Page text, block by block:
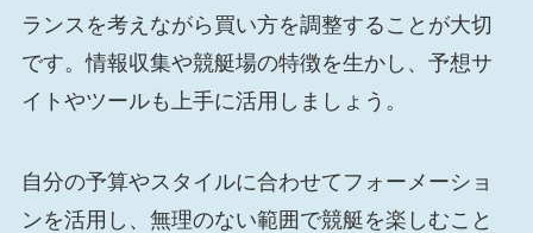
ランスを考えながら買い方を調整することが大切
です。情報収集や競艇場の特徴を生かし、予想サ
イトやツールも上手に活用しましょう。
自分の予算やスタイルに合わせてフォーメーショ
ンを活用し、無理のない範囲で競艇を楽しむこと